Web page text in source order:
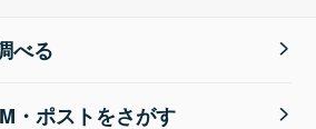
べる
・ポストをさがす